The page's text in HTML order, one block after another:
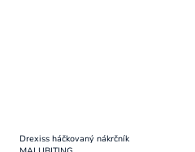
Drexiss háčkovaný nákrčník